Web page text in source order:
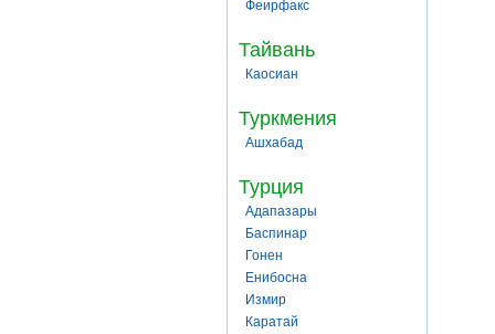
Феирфакс
Тайвань
Каосиан
Туркмения
Ашхабад
Турция
Адапазары
Баспинар
Гонен
Енибосна
Измир
Каратай